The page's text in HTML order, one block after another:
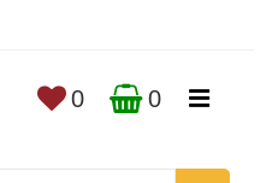
0 0